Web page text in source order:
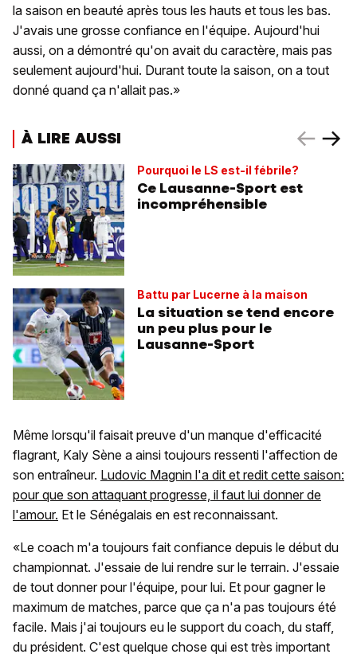
la saison en beauté après tous les hauts et tous les bas.
J'avais une grosse confiance en l'équipe. Aujourd'hui
aussi, on a démontré qu'on avait du caractère, mais pas
seulement aujourd'hui. Durant toute la saison, on a tout
donné quand ça n'allait pas.»
À LIRE AUSSI
Pourquoi le LS est-il fébrile?
Ce Lausanne-Sport est
incompréhensible
Battu par Lucerne à la maison
La situation se tend encore
un peu plus pour le
Lausanne-Sport
Même lorsqu'il faisait preuve d'un manque d'efficacité
flagrant, Kaly Sène a ainsi toujours ressenti l'affection de
son entraîneur. Ludovic Magnin l'a dit et redit cette saison:
pour que son attaquant progresse, il faut lui donner de
l'amour. Et le Sénégalais en est reconnaissant.
«Le coach m'a toujours fait confiance depuis le début du
championnat. J'essaie de lui rendre sur le terrain. J'essaie
de tout donner pour l'équipe, pour lui. Et pour gagner le
maximum de matches, parce que ça n'a pas toujours été
facile. Mais j'ai toujours eu le support du coach, du staff,
du président. C'est quelque chose qui est très important